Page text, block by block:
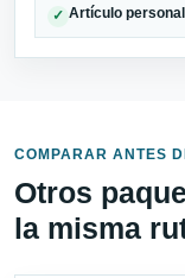
✓ Artículo
COMPARAR ANTES
Otros
la misma